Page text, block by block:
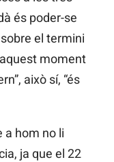
és poder-se
el termini
moment
això sí, “és
a hom no li
ja que el 22